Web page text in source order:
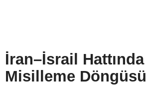
İran–İsrail Hattında
Misilleme Döngüsü